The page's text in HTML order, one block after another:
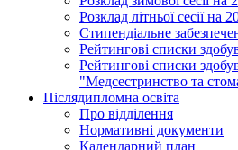
Розклад літньої сесії на
Стипендіальне
Рейтингові списки
Рейтингові списки
"Медсестринство та
Післядипломна освіта
Про відділення
Нормативні документи
Календарний план